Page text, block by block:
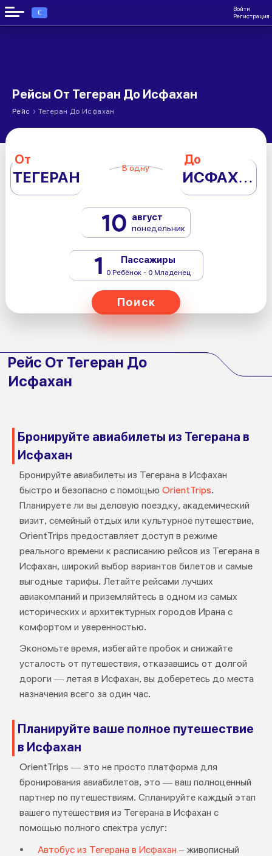
€
Войти
Регистрация
Рейсы От Тегеран До Исфахан
Рейс › Тегеран До Исфахан
От
ТЕГЕРАН В одну
До
ИСФАХАН
10 август
понедельник
1 Пассажиры
0 Ребёнок - 0 Младенец
Поиск
Рейс От Тегеран До
Исфахан
Бронируйте авиабилеты из Тегерана в
Исфахан
Бронируйте авиабилеты из Тегерана в Исфахан
быстро и безопасно с помощью OrientTrips.
Планируете ли вы деловую поездку, академический
визит, семейный отдых или культурное путешествие,
OrientTrips предоставляет доступ в режиме
реального времени к расписанию рейсов из Тегерана в
Исфахан, широкий выбор вариантов билетов и самые
выгодные тарифы. Летайте рейсами лучших
авиакомпаний и приземляйтесь в одном из самых
исторических и архитектурных городов Ирана с
комфортом и уверенностью.
Экономьте время, избегайте пробок и снижайте
усталость от путешествия, отказавшись от долгой
дороги — летая в Исфахан, вы доберетесь до места
назначения всего за один час.
Планируйте ваше полное путешествие
в Исфахан
OrientTrips — это не просто платформа для
бронирования авиабилетов, это — ваш полноценный
партнер по путешествиям. Спланируйте каждый этап
вашего путешествия из Тегерана в Исфахан с
помощью полного спектра услуг:
Автобус из Тегерана в Исфахан – живописный